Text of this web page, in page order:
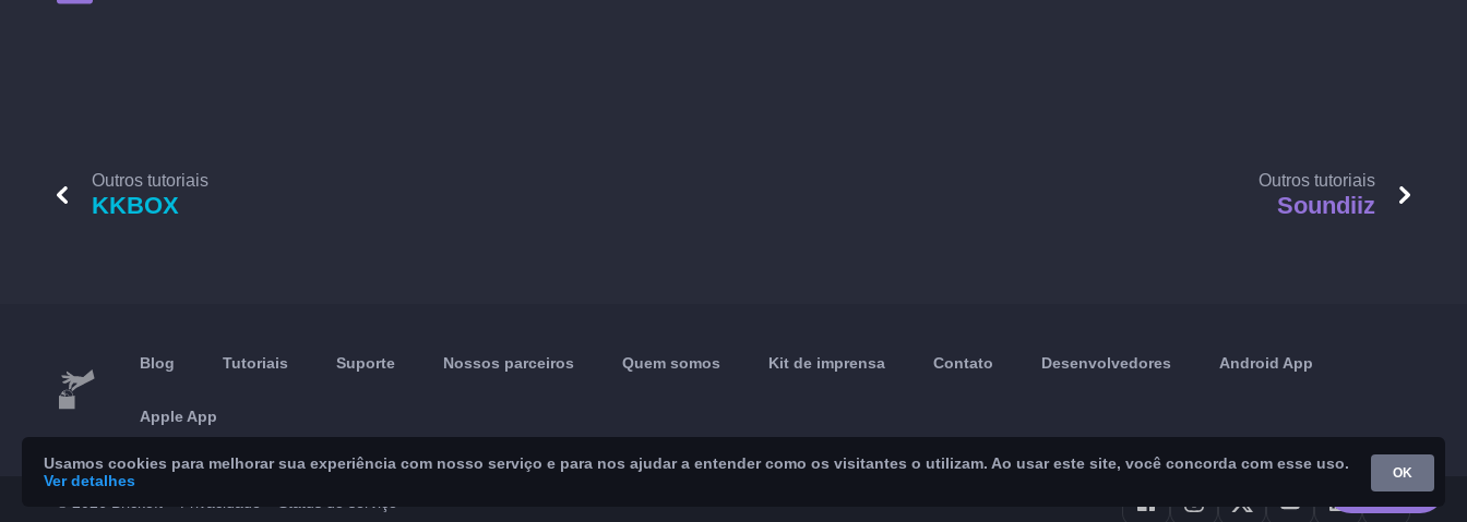
Outros tutoriais
KKBOX
Outros tutoriais
Soundiiz
Blog Tutoriais Suporte Nossos parceiros Quem somos Kit de imprensa Contato Desenvolvedores Android App
Apple App
Usamos cookies para melhorar sua experiência com nosso serviço e para nos ajudar a entender como os visitantes o utilizam. Ao usar este site, você concorda com esse uso.
Ver detalhes
OK